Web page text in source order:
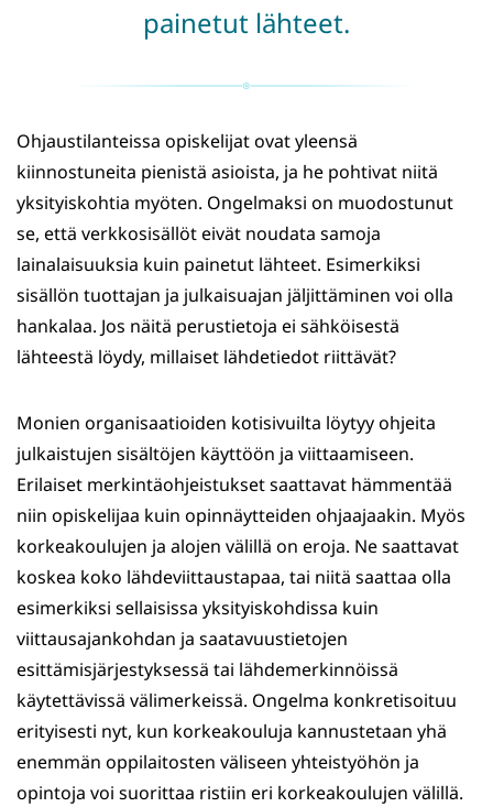
painetut lähteet.
Ohjaustilanteissa opiskelijat ovat yleensä
kiinnostuneita pienistä asioista, ja he pohtivat niitä
yksityiskohtia myöten. Ongelmaksi on muodostunut
se, että verkkosisällöt eivät noudata samoja
lainalaisuuksia kuin painetut lähteet. Esimerkiksi
sisällön tuottajan ja julkaisuajan jäljittäminen voi olla
hankalaa. Jos näitä perustietoja ei sähköisestä
lähteestä löydy, millaiset lähdetiedot riittävät?
Monien organisaatioiden kotisivuilta löytyy ohjeita
julkaistujen sisältöjen käyttöön ja viittaamiseen.
Erilaiset merkintäohjeistukset saattavat hämmentää
niin opiskelijaa kuin opinnäytteiden ohjaajaakin. Myös
korkeakoulujen ja alojen välillä on eroja. Ne saattavat
koskea koko lähdeviittaustapaa, tai niitä saattaa olla
esimerkiksi sellaisissa yksityiskohdissa kuin
viittausajankohdan ja saatavuustietojen
esittämisjärjestyksessä tai lähdemerkinnöissä
käytettävissä välimerkeissä. Ongelma konkretisoituu
erityisesti nyt, kun korkeakouluja kannustetaan yhä
enemmän oppilaitosten väliseen yhteistyöhön ja
opintoja voi suorittaa ristiin eri korkeakoulujen välillä.